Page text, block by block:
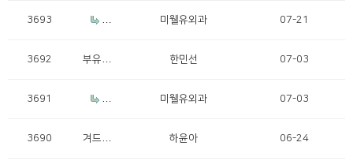
3693
R
미웰유외과 07-21
3692
부유방
한민선 07-03
3691
R
거
미웰유외과 07-03
3690
겨드랑
하윤아 06-24